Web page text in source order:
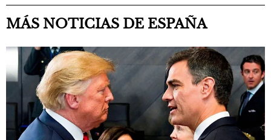
MÁS NOTICIAS DE ESPAÑA